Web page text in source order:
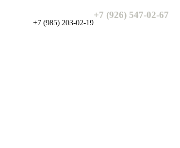
+7 (926) 547-02-67
+7 (985) 203-02-19